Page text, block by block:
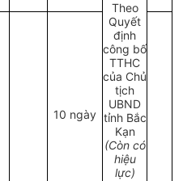
Theo
Quyết
định
công bố
TTHC
của Chủ
tịch
UBND
tỉnh Bắc
Kạn
(Còn có
hiệu
lực)
10 ngày